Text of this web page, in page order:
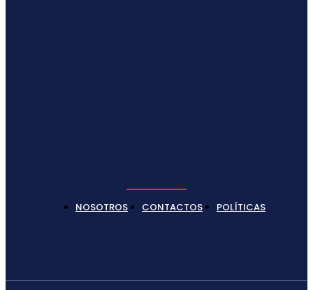
NOSOTROS CONTACTOS POLÍTICAS